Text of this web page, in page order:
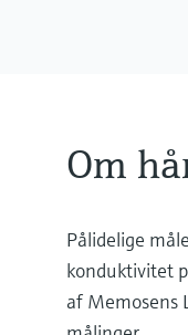
Om
Pålidelige
konduktivitet
af Memosens